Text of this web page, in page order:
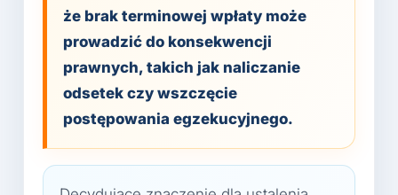
że brak terminowej wpłaty może
prowadzić do konsekwencji
prawnych, takich jak naliczanie
odsetek czy wszczęcie
postępowania egzekucyjnego.